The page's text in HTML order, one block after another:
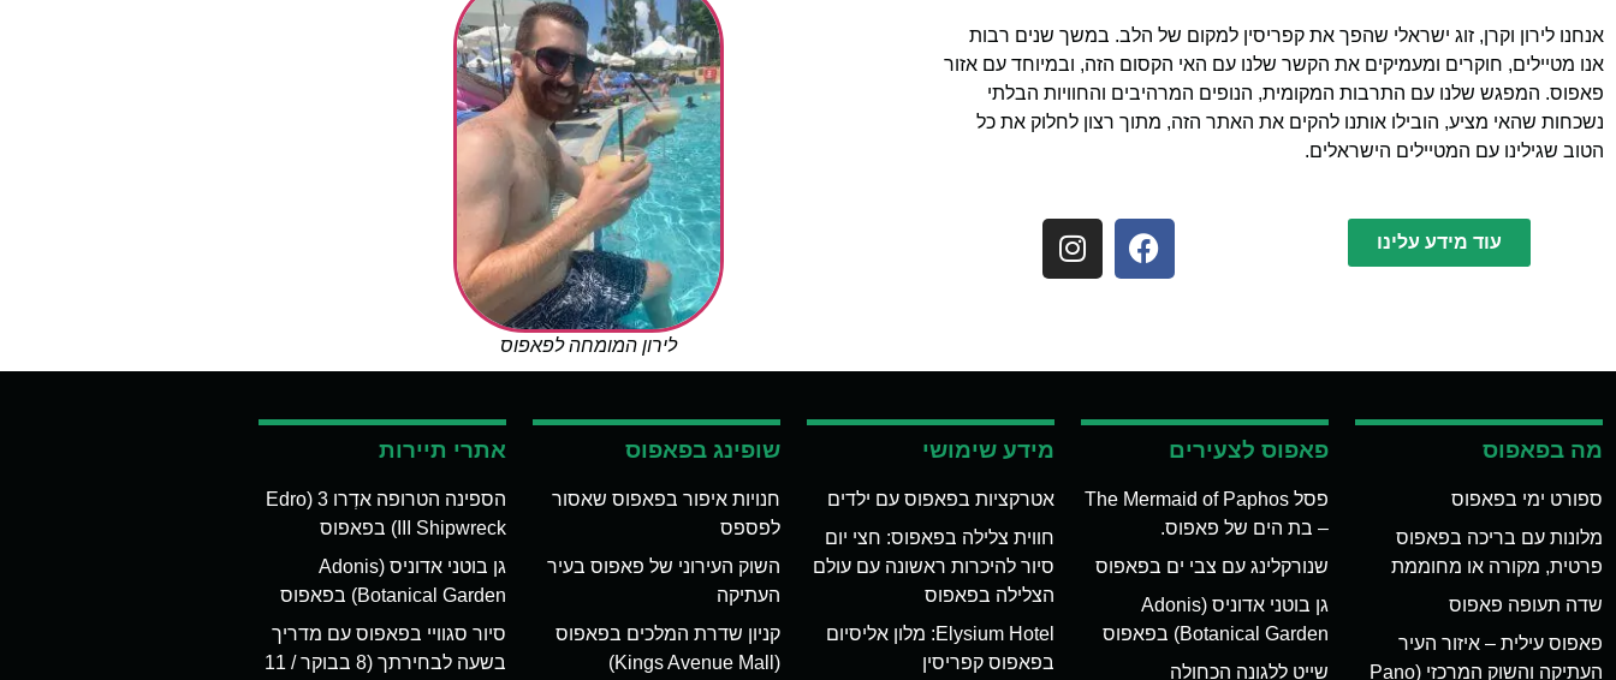
אנחנו לירון וקרן, זוג ישראלי שהפך את קפריסין למקום של הלב. במשך שנים רבות
אנו מטיילים, חוקרים ומעמיקים את הקשר שלנו עם האי הקסום הזה, ובמיוחד עם אזור
פאפוס. המפגש שלנו עם התרבות המקומית, הנופים המרהיבים והחוויות הבלתי
נשכחות שהאי מציע, הובילו אותנו להקים את האתר הזה, מתוך רצון לחלוק את כל
הטוב שגילינו עם המטיילים הישראלים.
עוד מידע עלינו
לירון המומחה לפאפוס
מה בפאפוס
ספורט ימי בפאפוס
מלונות עם בריכה בפאפוס
פרטית, מקורה או מחוממת
שדה תעופה פאפוס
פאפוס עילית – איזור העיר
העתיקה והשוק המרכזי (Pano
פאפוס לצעירים
פסל The Mermaid of Paphos
– בת הים של פאפוס.
שנורקלינג עם צבי ים בפאפוס
גן בוטני אדוניס (Adonis
Botanical Garden) בפאפוס
שייט ללגונה הכחולה
מידע שימושי
אטרקציות בפאפוס עם ילדים
חווית צלילה בפאפוס: חצי יום
סיור להיכרות ראשונה עם עולם
הצלילה בפאפוס
Elysium Hotel: מלון אליסיום
בפאפוס קפריסין
שופינג בפאפוס
חנויות איפור בפאפוס שאסור
לפספס
השוק העירוני של פאפוס בעיר
העתיקה
קניון שדרת המלכים בפאפוס
(Kings Avenue Mall)
אתרי תיירות
הספינה הטרופה אדְרו 3 (Edro
III Shipwreck) בפאפוס
גן בוטני אדוניס (Adonis
Botanical Garden) בפאפוס
סיור סגוויי בפאפוס עם מדריך
בשעה לבחירתך (8 בבוקר / 11